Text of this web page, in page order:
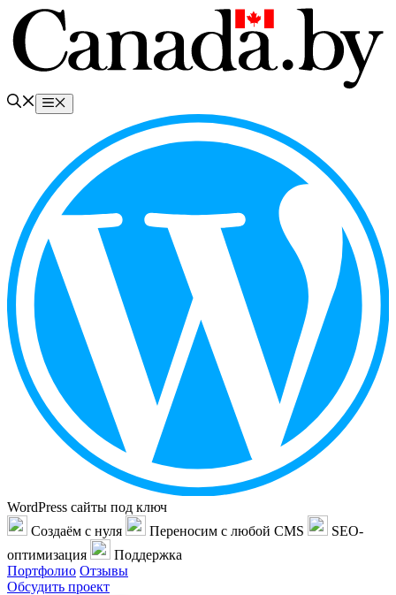
Перейти
содержимому
Меню
WordPress сайты под ключ
Создаём с нуля
Переносим с любой CMS
SEO-
оптимизация
Поддержка
Портфолио Отзывы
Обсудить проект